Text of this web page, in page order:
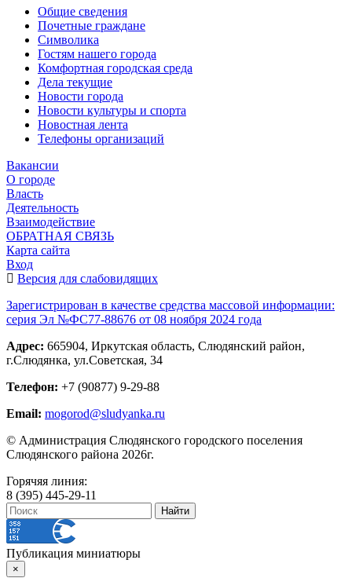
Общие сведения
Почетные граждане
Символика
Гостям нашего города
Комфортная городская среда
Дела текущие
Новости города
Новости культуры и спорта
Новостная лента
Телефоны организаций
Вакансии
О городе
Власть
Деятельность
Взаимодействие
ОБРАТНАЯ СВЯЗЬ
Карта сайта
Вход
Версия для слабовидящих
Зарегистрирован в качестве средства массовой информации:
серия Эл №ФС77-88676 от 08 ноября 2024 года
Адрес: 665904, Иркутская область, Слюдянский район,
г.Слюдянка, ул.Советская, 34
Телефон: +7 (90877) 9-29-88
Email: mogorod@sludyanka.ru
© Администрация Слюдянского городского поселения
Слюдянского района 2026г.
Горячяя линия:
8 (395) 445-29-11
Публикация миниатюры
×